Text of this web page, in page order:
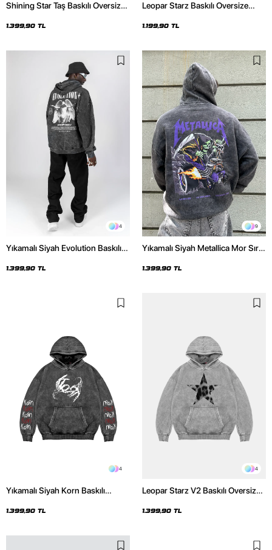
Shining Star Taş Baskılı Oversize
Hoodie
1.399,90 TL
Leopar Starz Baskılı Oversize
1.199,90 TL
4
Yıkamalı Siyah Evolution Baskılı
Hoodie
1.399,90 TL
9
Yıkamalı Siyah Metallica Mor Sırt
Hoodie
1.399,90 TL
4
Yıkamalı Siyah Korn Baskılı
1.399,90 TL
4
Leopar Starz V2 Baskılı Oversize
Hoodie
1.399,90 TL